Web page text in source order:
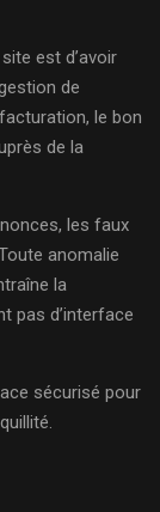
est d’avoir
de
le bon
de la
les faux
anomalie
la
pas d’interface
sécurisé pour